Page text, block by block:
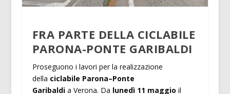
FRA PARTE DELLA CICLABILE
PARONA-PONTE GARIBALDI
Proseguono i lavori per la realizzazione
della ciclabile Parona–Ponte
Garibaldia Verona. Da lunedì 11 maggio il